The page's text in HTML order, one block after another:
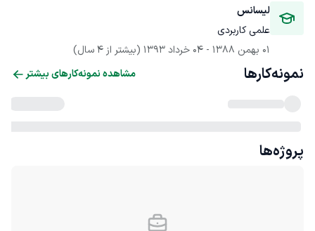
لیسانس
علمی کاربردی
01 بهمن 1388
- 04 خرداد 1393 (بیشتر از 4 سال)
نمونه‌کارها مشاهده نمونه‌کارهای بیشتر
پروژه‌ها